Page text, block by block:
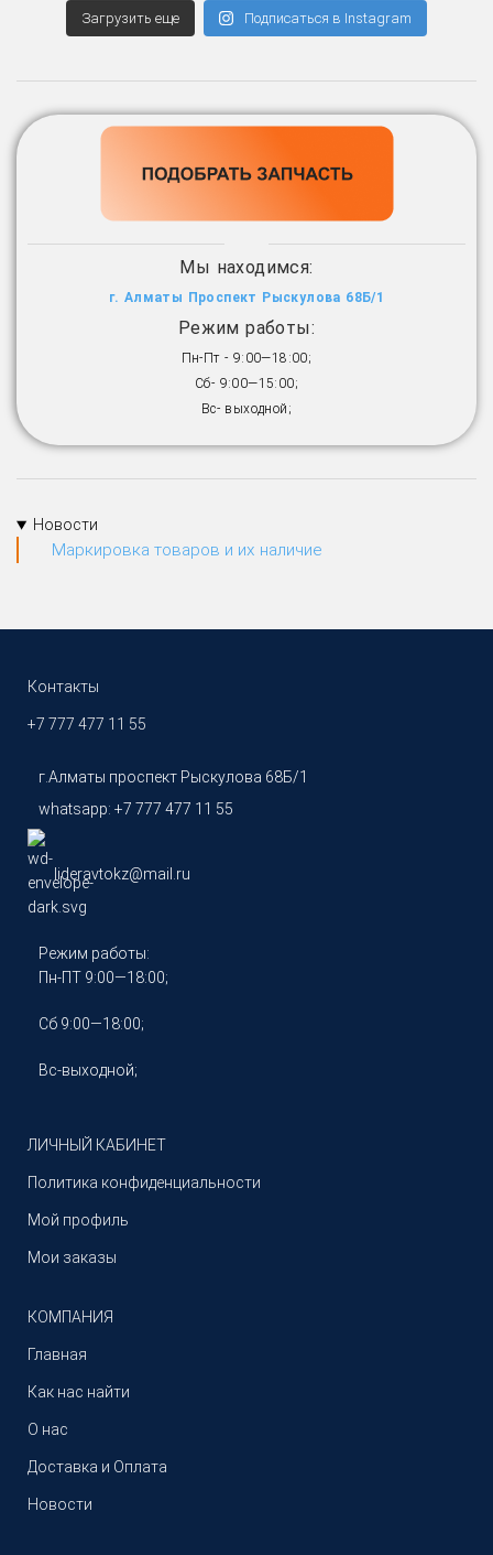
Загрузить еще Подписаться в Instagram
Мы находимся:
г. Алматы Проспект Рыскулова 68Б/1
Режим работы:
Пн-Пт - 9:00—18:00;
Сб- 9:00—15:00;
Вс- выходной;
Новости
Маркировка товаров и их наличие
КОМПАНИЯ
Главная
Как нас найти
О нас
Доставка и Оплата
Новости
ЛИЧНЫЙ КАБИНЕТ
Политика конфиденциальности
Мой профиль
Мои заказы
Контакты
+7 777 477 11 55
г.Алматы проспект Рыскулова 68Б/1
whatsapp: +7 777 477 11 55
lideravtokz@mail.ru
Режим работы:
Пн-ПТ 9:00—18:00;
Сб 9:00—18:00;
Вс-выходной;